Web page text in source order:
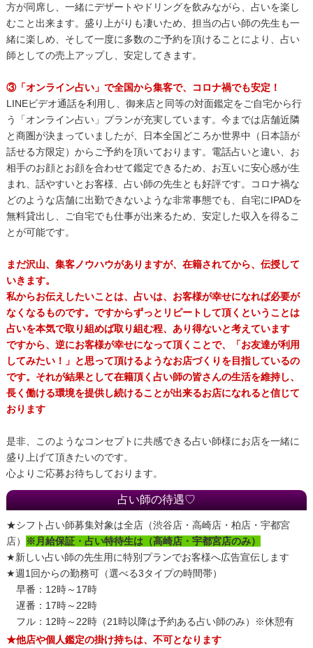
方が同席し、一緒にデザートやドリングを飲みながら、占いを楽し
むこと出来ます。盛り上がりも凄いため、担当の占い師の先生も一
緒に楽しめ、そして一度に多数のご予約を頂けることにより、占い
師としての売上アップし、安定してきます。
③「オンライン占い」で全国から集客で、コロナ禍でも安定！
LINEビデオ通話を利用し、御来店と同等の対面鑑定をご自宅から行
う「オンライン占い」プランが充実しています。今までは店舗近隣
と商圏が決まっていましたが、日本全国どころか世界中（日本語が
話せる方限定）からご予約を頂いております。電話占いと違い、お
相手のお顔とお顔を合わせて鑑定できるため、お互いに安心感が生
まれ、話やすいとお客様、占い師の先生とも好評です。コロナ禍な
どのような店舗に出勤できないような非常事態でも、自宅にIPADを
無料貸出し、ご自宅でも仕事が出来るため、安定した収入を得るこ
とが可能です。
まだ沢山、集客ノウハウがありますが、在籍されてから、伝授して
いきます。
私からお伝えしたいことは、占いは、お客様が幸せになれば必要が
なくなるものです。ですからずっとリピートして頂くということは
占いを本気で取り組めば取り組む程、あり得ないと考えています
ですから、逆にお客様が幸せになって頂くことで、「お友達が利用
してみたい！」と思って頂けるようなお店づくりを目指しているの
です。それが結果として在籍頂く占い師の皆さんの生活を維持し、
長く働ける環境を提供し続けることが出来るお店になれると信じて
おります
是非、このようなコンセプトに共感できる占い師様にお店を一緒に
盛り上げて頂きたいのです。
心よりご応募お待ちしております。
占い師の待遇♡
★シフト占い師募集対象は全店（渋谷店・高崎店・柏店・宇都宮
店）
※月給保証・占い特待生は（高崎店・宇都宮店のみ）
★新しい占い師の先生用に特別プランでお客様へ広告宣伝します
★週1回からの勤務可（選べる3タイプの時間帯）
早番：12時～17時
遅番：17時～22時
フル：12時～22時（21時以降は予約ある占い師のみ）※休憩有
★他店や個人鑑定の掛け持ちは、不可となります